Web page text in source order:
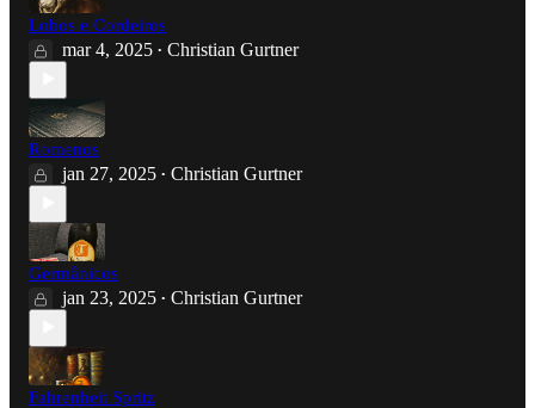
Lobos e Cordeiros
mar 4, 2025 • Christian Gurtner
Romenos
jan 27, 2025 • Christian Gurtner
Germânicos
jan 23, 2025 • Christian Gurtner
Fahrenheit Spritz